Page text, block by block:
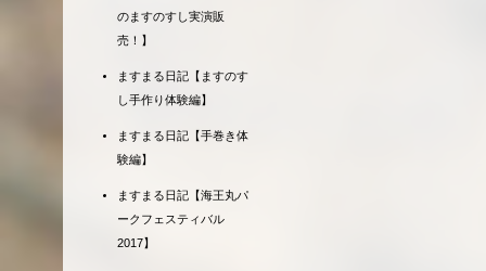
のますのすし実演販
売！】
ますまる日記【ますのす
し手作り体験編】
ますまる日記【手巻き体
験編】
ますまる日記【海王丸パ
ークフェスティバル
2017】